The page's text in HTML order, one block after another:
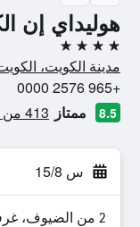
هوليداي إن
4 نجوم
مدينة الكويت،
+965 2576 0000
8.5 ممتاز 413 من التقييمات تم التحقق منها
س 15/8
2 من الضيوف، غرفة واحدة